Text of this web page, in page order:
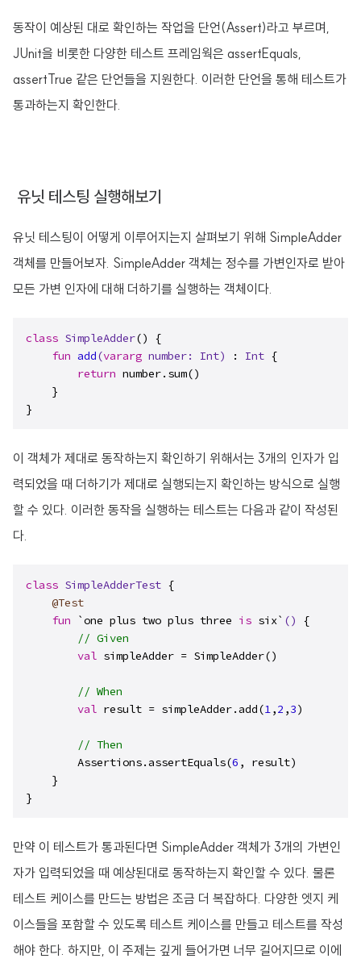
동작이 예상된 대로 확인하는 작업을 단언(Assert)라고 부르며,
JUnit을 비롯한 다양한 테스트 프레임웍은 assertEquals,
assertTrue 같은 단언들을 지원한다. 이러한 단언을 통해 테스트가
통과하는지 확인한다.
유닛 테스팅 실행해보기
유닛 테스팅이 어떻게 이루어지는지 살펴보기 위해 SimpleAdder
객체를 만들어보자. SimpleAdder 객체는 정수를 가변인자로 받아
모든 가변 인자에 대해 더하기를 실행하는 객체이다.
class SimpleAdder() {
fun add(vararg number: Int) : Int {
return number.sum()
    }
}
이 객체가 제대로 동작하는지 확인하기 위해서는 3개의 인자가 입
력되었을 때 더하기가 제대로 실행되는지 확인하는 방식으로 실행
할 수 있다. 이러한 동작을 실행하는 테스트는 다음과 같이 작성된
다.
class SimpleAdderTest {
@Test
fun `one plus two plus three is six` ()
{
// Given
val simpleAdder = SimpleAdder()
// When
val result = simpleAdder.add(1,2 ,3)
// Then
        Assertions.assertEquals(
6 , result)
    }
}
만약 이 테스트가 통과된다면 SimpleAdder 객체가 3개의 가변인
자가 입력되었을 때 예상된대로 동작하는지 확인할 수 있다. 물론
테스트 케이스를 만드는 방법은 조금 더 복잡하다. 다양한 엣지 케
이스들을 포함할 수 있도록 테스트 케이스를 만들고 테스트를 작성
해야 한다. 하지만, 이 주제는 깊게 들어가면 너무 길어지므로 이에